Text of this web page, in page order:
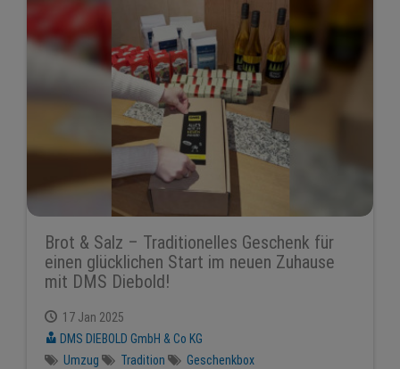
Brot & Salz – Traditionelles Geschenk für
einen glücklichen Start im neuen Zuhause
mit DMS Diebold!
17 Jan 2025
DMS DIEBOLD GmbH & Co KG
Umzug
Tradition Geschenkbox